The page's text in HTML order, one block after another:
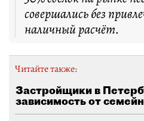
совершались без
наличный расчёт.
Читайте также:
Застройщики в
зависимость от